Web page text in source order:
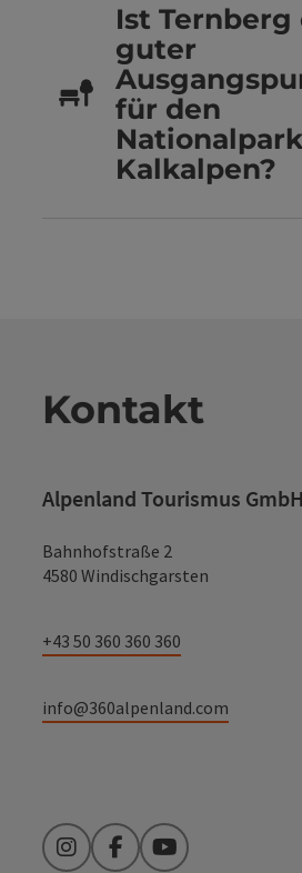
Ist Ternberg
guter
für den
Nationalpark
Kalkalpen?
Kontakt
Alpenland Tourismus GmbH
Bahnhofstraße 2
4580 Windischgarsten
+43 50 360 360 360
info@360alpenland.com
InstagramFacebookYouTube